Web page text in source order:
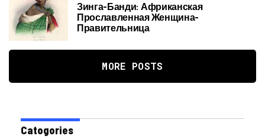
Зинга-Банди: Африканская
Прославленная Женщина-
Правительница
MORE POSTS
Catogories